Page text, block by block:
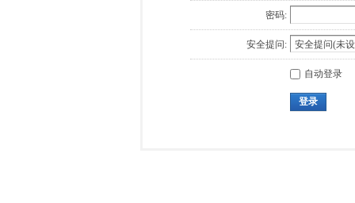
密码:
安全提问:
自动登录
登录